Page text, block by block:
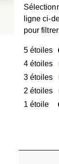
ligne ci-
pour
5 étoiles
4 étoiles
3 étoiles
2 étoiles
1 étoile